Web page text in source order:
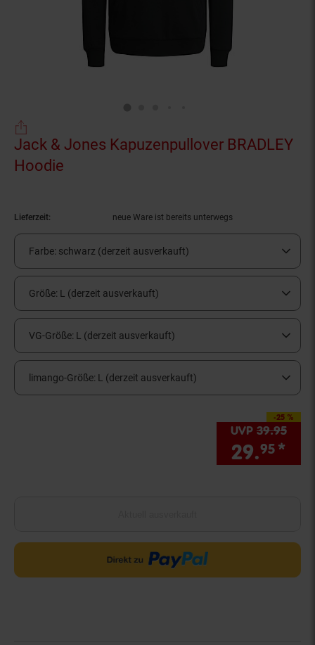
Jack & Jones Kapuzenpullover BRADLEY
Hoodie
Lieferzeit: neue Ware ist bereits unterwegs
Farbe: schwarz (derzeit ausverkauft)
Größe: L (derzeit ausverkauft)
VG-Größe: L (derzeit ausverkauft)
limango-Größe: L (derzeit ausverkauft)
-25 %
Sie Sparen 25
UVP 39.95
29.95 *